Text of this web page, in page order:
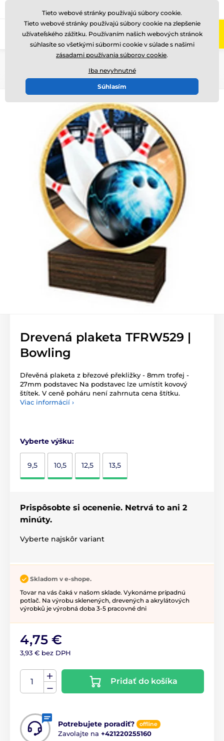
Zavolajte nám (Po-Pi 8-17) +421220255160
Drevená plaketa TFRW529 |
Bowling
Dřevěná plaketa z březové překližky - 8mm trofej -
27mm podstavec Na podstavec lze umístit kovový
štítek. V ceně poháru není zahrnuta cena štítku.
Viac informácií ›
Vyberte výšku:
9,5 10,5 12,5 13,5
Prispôsobte si ocenenie. Netrvá to ani 2
minúty.
Vyberte najskôr variant
Skladom v e-shope.
Tovar na vás čaká v našom sklade. Vykonáme prípadnú
potlač. Na výrobu sklenených, drevených a akrylátových
výrobků je výrobná doba 3-5 pracovné dni
4,75 €
3,93 € bez DPH
Pridať do košíka
Potrebujete poradiť? offline
Zavolajte na +421220255160
Tieto webové stránky používajú súbory cookie.
Tieto webové stránky používajú súbory cookie na zlepšenie
užívateľského zážitku. Používaním našich webových stránok
súhlasíte so všetkými súbormi cookie v súlade s našimi
zásadami používania súborov cookie.
Iba nevyhnutné
Súhlasím